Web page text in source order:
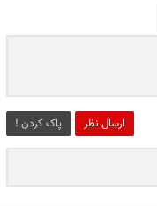
ارسال نظر پاک کردن !